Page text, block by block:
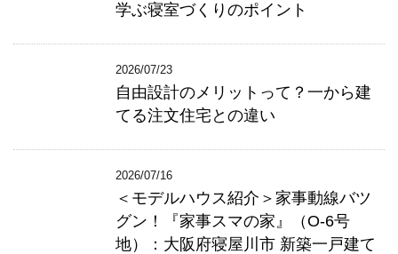
学ぶ寝室づくりのポイント
2026/07/23
自由設計のメリットって？一から建
てる注文住宅との違い
2026/07/16
＜モデルハウス紹介＞家事動線バツ
グン！『家事スマの家』（O-6号
地）：大阪府寝屋川市 新築一戸建て